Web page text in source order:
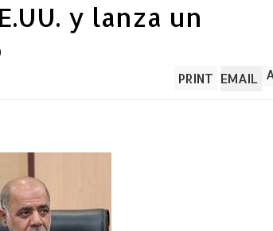
y lanza un
PRINT EMAIL